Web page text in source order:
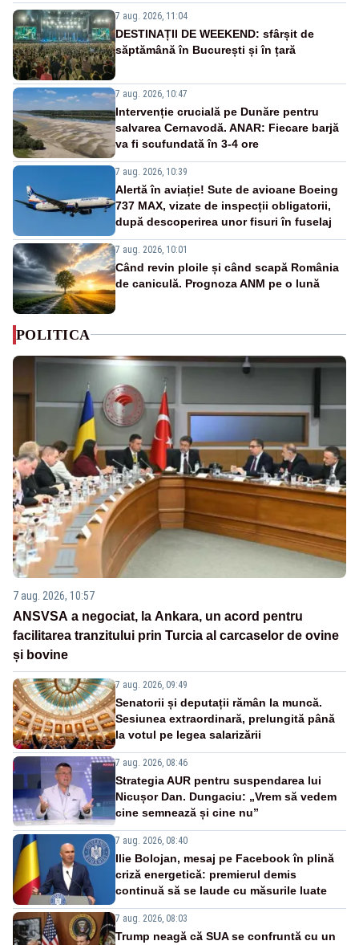
7 aug. 2026, 11:04
DESTINAȚII DE WEEKEND: sfârșit de
săptămână în București și în țară
7 aug. 2026, 10:47
Intervenție crucială pe Dunăre pentru
salvarea Cernavodă. ANAR: Fiecare barjă
va fi scufundată în 3-4 ore
7 aug. 2026, 10:39
Alertă în aviație! Sute de avioane Boeing
737 MAX, vizate de inspecții obligatorii,
după descoperirea unor fisuri în fuselaj
7 aug. 2026, 10:01
Când revin ploile și când scapă România
de caniculă. Prognoza ANM pe o lună
POLITICA
7 aug. 2026, 10:57
ANSVSA a negociat, la Ankara, un acord pentru
facilitarea tranzitului prin Turcia al carcaselor de ovine
și bovine
7 aug. 2026, 09:49
Senatorii și deputații rămân la muncă.
Sesiunea extraordinară, prelungită până
la votul pe legea salarizării
7 aug. 2026, 08:46
Strategia AUR pentru suspendarea lui
Nicușor Dan. Dungaciu: „Vrem să vedem
cine semnează și cine nu”
7 aug. 2026, 08:40
Ilie Bolojan, mesaj pe Facebook în plină
criză energetică: premierul demis
continuă să se laude cu măsurile luate
7 aug. 2026, 08:03
Trump neagă că SUA se confruntă cu un